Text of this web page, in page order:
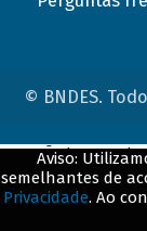
© BNDES.
Aviso:
semelhantes de
Privacidade. Ao
ConteÃºdo
${title}${badge}